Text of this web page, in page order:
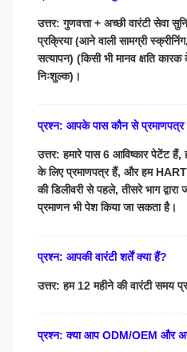
उत्तर: गुणवत्ता + अच्छी वारंटी सेवा
प्रक्रिया (आने वाली सामग्री
सत्यापन) (किसी भी मानव क्षति
निःशुल्क)।
प्रश्न: आपके पास कौन से प्रमाणपत्र
उत्तर: हमारे पास 6 आविष्कार पेटेंट
के लिए प्रमाणपत्र हैं, और हम
की डिलीवरी से पहले, तीसरे भाग द्वारा
प्रमाणन भी पेश किया जा सकता है।
प्रश्न: आपकी वारंटी शर्तें क्या हैं?
उत्तर: हम 12 महीने की वारंटी समय
प्रश्न: क्या आप ODM/OEM और